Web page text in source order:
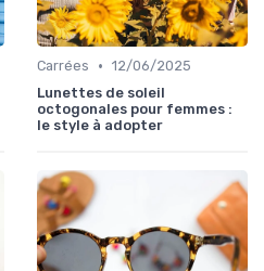
Carrées • 12/06/2025
Lunettes de soleil
octogonales pour femmes :
le style à adopter